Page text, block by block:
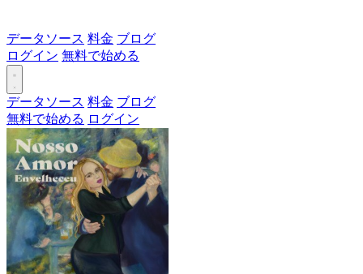
データソース 料金 ブログ
ログイン 無料で始める
データソース 料金 ブログ
無料で始める ログイン